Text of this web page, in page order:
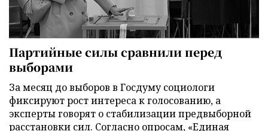
Партийные силы сравнили перед
выборами
За месяц до выборов в Госдуму социологи
фиксируют рост интереса к голосованию, а
эксперты говорят о стабилизации предвыборной
расстановки сил. Согласно опросам, «Единая